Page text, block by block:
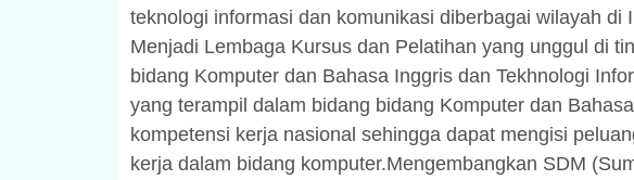
teknologi informasi dan komunikasi diberbagai wilayah di
Menjadi Lembaga Kursus dan Pelatihan yang unggul di
bidang Komputer dan Bahasa Inggris dan Tekhnologi
yang terampil dalam bidang bidang Komputer dan
kompetensi kerja nasional sehingga dapat mengisi
kerja dalam bidang komputer.Mengembangkan SDM